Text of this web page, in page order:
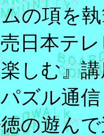
の項を
日本テ
しむ』
ズル通
の遊ん